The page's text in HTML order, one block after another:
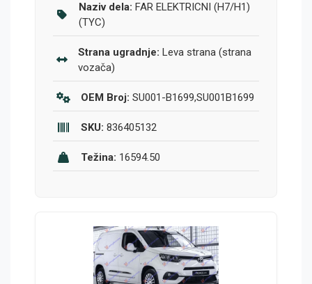
Naziv dela: FAR ELEKTRICNI (H7/H1)
(TYC)
Strana ugradnje: Leva strana (strana
vozača)
OEM Broj: SU001-B1699,SU001B1699
SKU: 836405132
Težina: 16594.50